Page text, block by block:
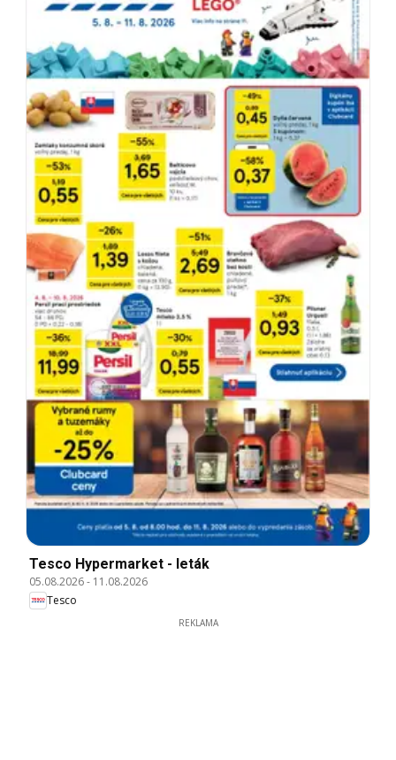
Tesco Hypermarket - leták
05.08.2026- 11.08.2026
Tesco
REKLAMA